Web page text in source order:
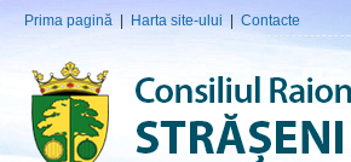
Prima pagină Harta site-ului Contacte